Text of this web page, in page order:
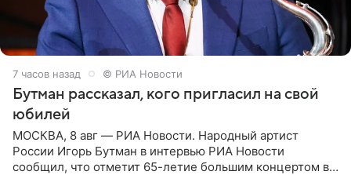
7 часов назад © РИА Новости
Бутман рассказал, кого пригласил на свой
юбилей
МОСКВА, 8 авг — РИА Новости. Народный артист
России Игорь Бутман в интервью РИА Новости
сообщил, что отметит 65-летие большим концертом в